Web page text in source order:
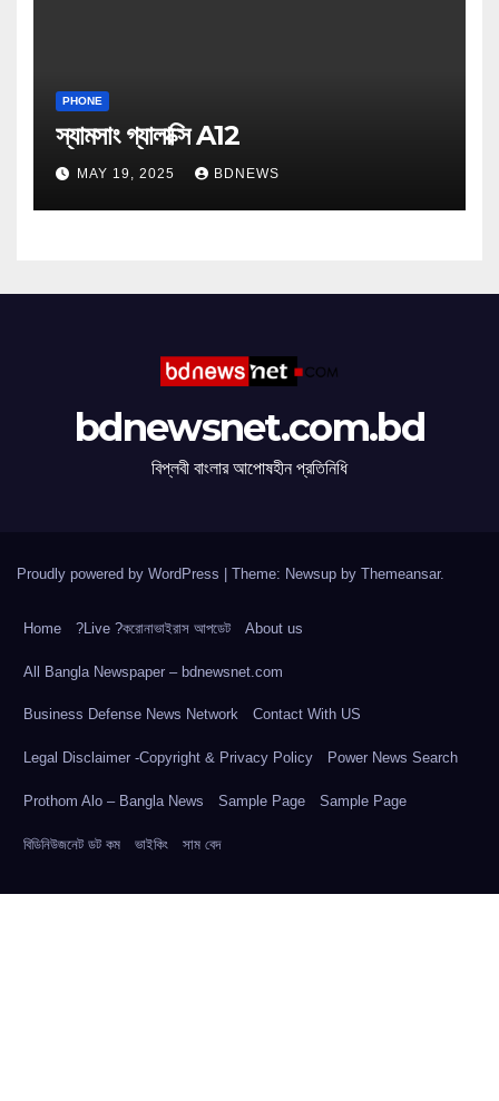
PHONE
স্যামসাং গ্যালাক্সি A12
MAY 19, 2025 BDNEWS
bdnewsnet.com.bd
বিপ্লবী বাংলার আপোষহীন প্রতিনিধি
Proudly powered by WordPress Theme: Newsup by Themeansar.
Home ?Live ?করোনাভাইরাস আপডেট About us
All Bangla Newspaper – bdnewsnet.com
Business Defense News Network Contact With US
Legal Disclaimer -Copyright & Privacy Policy Power News Search
Prothom Alo – Bangla News Sample Page Sample Page
বিডিনিউজনেট ডট কম ভাইকিং সাম বেদ